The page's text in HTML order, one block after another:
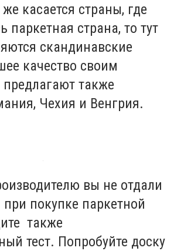
касается страны, где
паркетная страна, то тут
скандинавские
качество своим
предлагают также
Чехия и Венгрия.
вы не отдали
покупке паркетной
также
тест. Попробуйте доску